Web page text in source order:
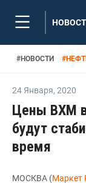
#НОВОСТИ #
24 Января, 2020
Цены ВХМ
будут
время
МОСКВА (Маркет